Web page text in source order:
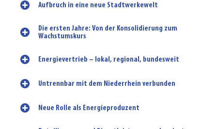
Aufbruch in eine neue Stadtwerkewelt
Die ersten Jahre: Von der Konsolidierung zum
Wachstumskurs
Energievertrieb – lokal, regional, bundesweit
Untrennbar mit dem Niederrhein verbunden
Neue Rolle als Energieproduzent